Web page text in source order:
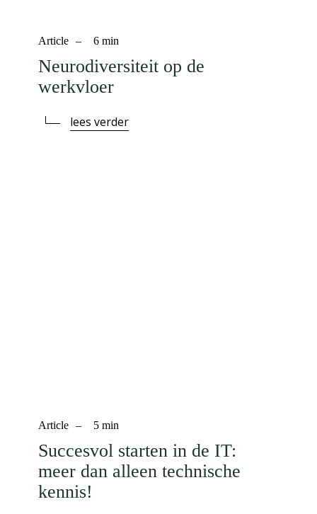
Article – 6 min
Neurodiversiteit op de
werkvloer
lees verder
Article – 5 min
Succesvol starten in de IT:
meer dan alleen technische
kennis!